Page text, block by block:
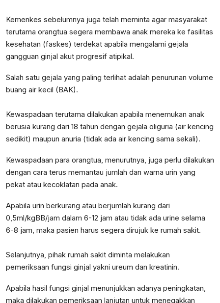
Kemenkes sebelumnya juga telah meminta agar masyarakat
terutama orangtua segera membawa anak mereka ke fasilitas
kesehatan (faskes) terdekat apabila mengalami gejala
gangguan ginjal akut progresif atipikal.
Salah satu gejala yang paling terlihat adalah penurunan volume
buang air kecil (BAK).
Kewaspadaan terutama dilakukan apabila menemukan anak
berusia kurang dari 18 tahun dengan gejala oliguria (air kencing
sedikit) maupun anuria (tidak ada air kencing sama sekali).
Kewaspadaan para orangtua, menurutnya, juga perlu dilakukan
dengan cara terus memantau jumlah dan warna urin yang
pekat atau kecoklatan pada anak.
Apabila urin berkurang atau berjumlah kurang dari
0,5ml/kgBB/jam dalam 6-12 jam atau tidak ada urine selama
6-8 jam, maka pasien harus segera dirujuk ke rumah sakit.
Selanjutnya, pihak rumah sakit diminta melakukan
pemeriksaan fungsi ginjal yakni ureum dan kreatinin.
Apabila hasil fungsi ginjal menunjukkan adanya peningkatan,
maka dilakukan pemeriksaan lanjutan untuk menegakkan